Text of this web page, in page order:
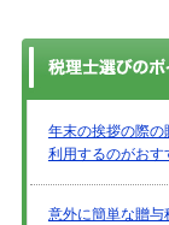
年末の挨拶の際の
利用するのがおす
意外に簡単な贈与